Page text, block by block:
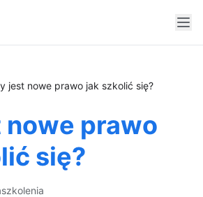
jest nowe prawo jak szkolić się?
nowe prawo
się?
szkolenia